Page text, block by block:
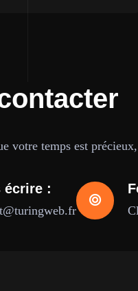
votre temps est
écrire :